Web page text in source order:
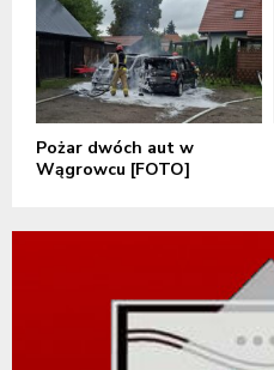
Pożar dwóch aut w
Wągrowcu [FOTO]